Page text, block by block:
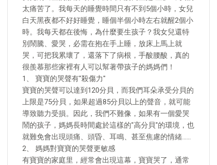
太痛苦了。我每天的睡覺時間只有不到5個小時，女兒
白天黑夜都不好好睡覺，睡個半個小時左右就醒2個小
時。我每天都在後悔，為什麼要生孩子？我女兒還特
別鬧騰、愛哭，必需在抱在手上睡，放床上馬上就
哭，可把我累壞了，還落下了病根，手酸腰酸，真的
很羨慕那些家裡有人可以幫著帶孩子的媽媽們！
1、 寶寶的哭聲有"殺傷力"
寶寶的哭聲可以達到120分貝，而我們耳朵承受分貝的
上限是75分貝，如果超過85分貝以上的聲音，就可能
導致聽力受損。因此，我們不難像，如果有一個愛哭
鬧的孩子，媽媽長時間處於這樣的"高分貝"的環境，也
就難免會出現頭痛、頭昏、耳鳴、甚至焦慮的情緒……
2、 媽媽對寶寶的哭聲更敏感
有寶寶的家庭里，經常會出現這幕，寶寶哭了，通常